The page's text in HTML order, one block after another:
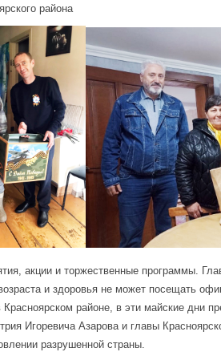
района
акции и торжественные программы.
и здоровья не может посещать
районе, в эти майские дни
Игоревича Азарова и главы
разрушенной страны.